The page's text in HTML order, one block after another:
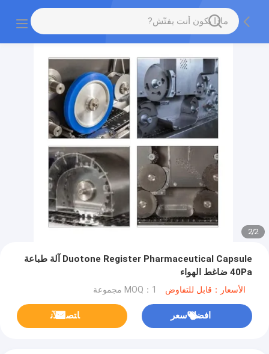
2
/
2
Duotone Register Pharmaceutical Capsule آلة طباعة
40Pa ضاغط الهواء
الأسعار：قابل للتفاوض MOQ：1 مجموعة
افضل سعر ﺎﺘﺼﻟ ﺍﻶﻧ